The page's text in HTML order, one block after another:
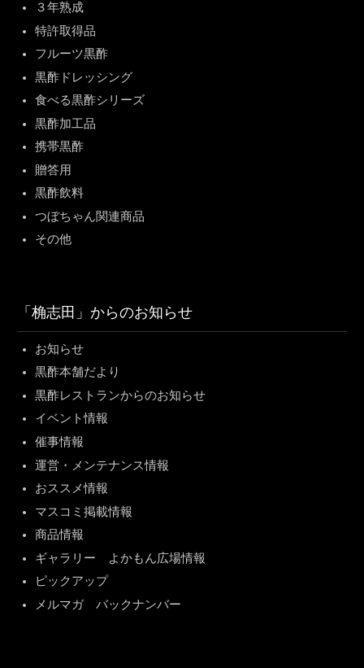
３年熟成
特許取得品
フルーツ黒酢
黒酢ドレッシング
食べる黒酢シリーズ
黒酢加工品
携帯黒酢
贈答用
黒酢飲料
つぼちゃん関連商品
その他
「桷志田」からのお知らせ
お知らせ
黒酢本舗だより
黒酢レストランからのお知らせ
イベント情報
催事情報
運営・メンテナンス情報
おススメ情報
マスコミ掲載情報
商品情報
ギャラリー よかもん広場情報
ピックアップ
メルマガ バックナンバー